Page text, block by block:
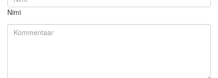
Nimi